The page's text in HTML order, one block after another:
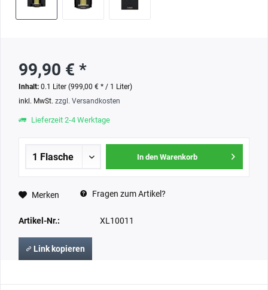
99,90 € *
Inhalt: 0.1 Liter (999,00 € * / 1 Liter)
inkl. MwSt. zzgl. Versandkosten
Lieferzeit 2-4 Werktage
In den Warenkorb
Merken Fragen zum Artikel?
Artikel-Nr.: XL10011
Link kopieren